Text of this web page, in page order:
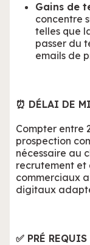
Gains de
concentre
telles que
passer du
emails de
⏰ DÉLAI DE
Compter entre
prospection
nécessaire au
recrutement et
commerciaux
digitaux
✅ PRÉ